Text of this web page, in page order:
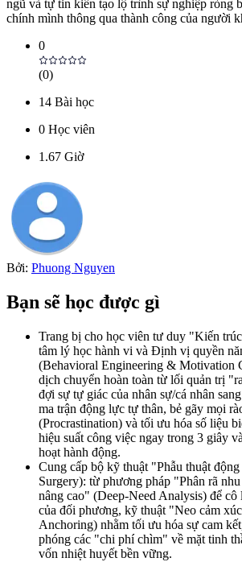
ngũ và tự tin kiến tạo lộ trình sự nghiệp ròng
chính mình thông qua thành công của người
0
(0)
14 Bài học
0 Học viên
1.67 Giờ
Bởi: Phuong Nguyen
Bạn sẽ học được gì
Trang bị cho học viên tư duy "Kiến
tâm lý học hành vi và Định vị quyền
(Behavioral Engineering & Motivation
dịch chuyển hoàn toàn từ lối quản trị
đợi sự tự giác của nhân sự/cá nhân
ma trận động lực tự thân, bẻ gãy mọi
(Procrastination) và tối ưu hóa số liệu
hiệu suất công việc ngay trong 3 giây
hoạt hành động.
Cung cấp bộ kỹ thuật "Phẫu thuật
Surgery): từ phương pháp "Phân rã
nâng cao" (Deep-Need Analysis) để cô
của đối phương, kỹ thuật "Neo cảm
Anchoring) nhằm tối ưu hóa sự cam
phóng các "chi phí chìm" về mặt tinh
vốn nhiệt huyết bền vững.